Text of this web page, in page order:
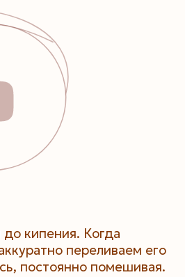
кипения. Когда
переливаем его
постоянно помешивая.